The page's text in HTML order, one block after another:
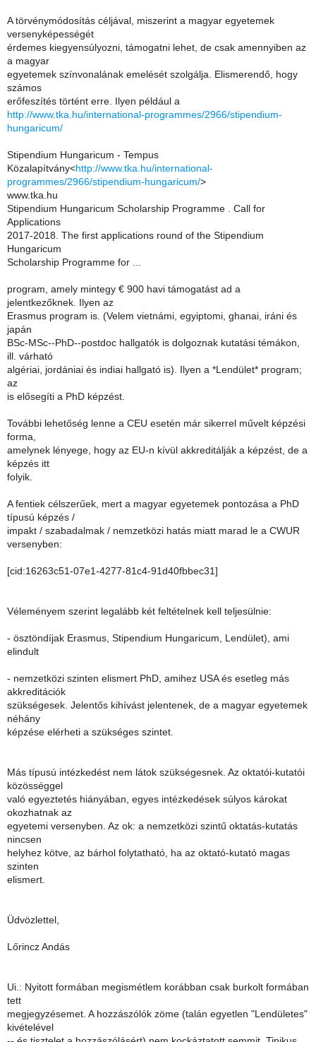
A törvénymódosítás céljával, miszerint a magyar egyetemek
versenyképességét
érdemes kiegyensúlyozni, támogatni lehet, de csak amennyiben az
a magyar
egyetemek színvonalának emelését szolgálja. Elismerendő, hogy
számos
erőfeszítés történt erre. Ilyen például a
http://www.tka.hu/international-programmes/2966/stipendium-
hungaricum/
Stipendium Hungaricum - Tempus
Közalapítvány<http://www.tka.hu/international-
programmes/2966/stipendium-hungaricum/>
www.tka.hu
Stipendium Hungaricum Scholarship Programme . Call for
Applications
2017-2018. The first applications round of the Stipendium
Hungaricum
Scholarship Programme for ...
program, amely mintegy € 900 havi támogatást ad a
jelentkezőknek. Ilyen az
Erasmus program is. (Velem vietnámi, egyiptomi, ghanai, iráni és
japán
BSc-MSc--PhD--postdoc hallgatók is dolgoznak kutatási témákon,
ill. várható
algériai, jordániai és indiai hallgató is). Ilyen a *Lendület* program;
az
is elősegíti a PhD képzést.
További lehetőség lenne a CEU esetén már sikerrel művelt képzési
forma,
amelynek lényege, hogy az EU-n kívül akkreditálják a képzést, de a
képzés itt
folyik.
A fentiek célszerűek, mert a magyar egyetemek pontozása a PhD
típusú képzés /
impakt / szabadalmak / nemzetközi hatás miatt marad le a CWUR
versenyben:
[cid:16263c51-07e1-4277-81c4-91d40fbbec31]
Véleményem szerint legalább két feltételnek kell teljesülnie:
- ösztöndíjak Erasmus, Stipendium Hungaricum, Lendület), ami
elindult
- nemzetközi szinten elismert PhD, amihez USA és esetleg más
akkreditációk
szükségesek. Jelentős kihívást jelentenek, de a magyar egyetemek
néhány
képzése elérheti a szükséges szintet.
Más típusú intézkedést nem látok szükségesnek. Az oktatói-kutatói
közösséggel
való egyeztetés hiányában, egyes intézkedések súlyos károkat
okozhatnak az
egyetemi versenyben. Az ok: a nemzetközi szintű oktatás-kutatás
nincsen
helyhez kötve, az bárhol folytatható, ha az oktató-kutató magas
szinten
elismert.
Üdvözlettel,
Lőrincz Andás
Ui.: Nyitott formában megismétlem korábban csak burkolt formában
tett
megjegyzésemet. A hozzászólók zöme (talán egyetlen "Lendületes"
kivételével